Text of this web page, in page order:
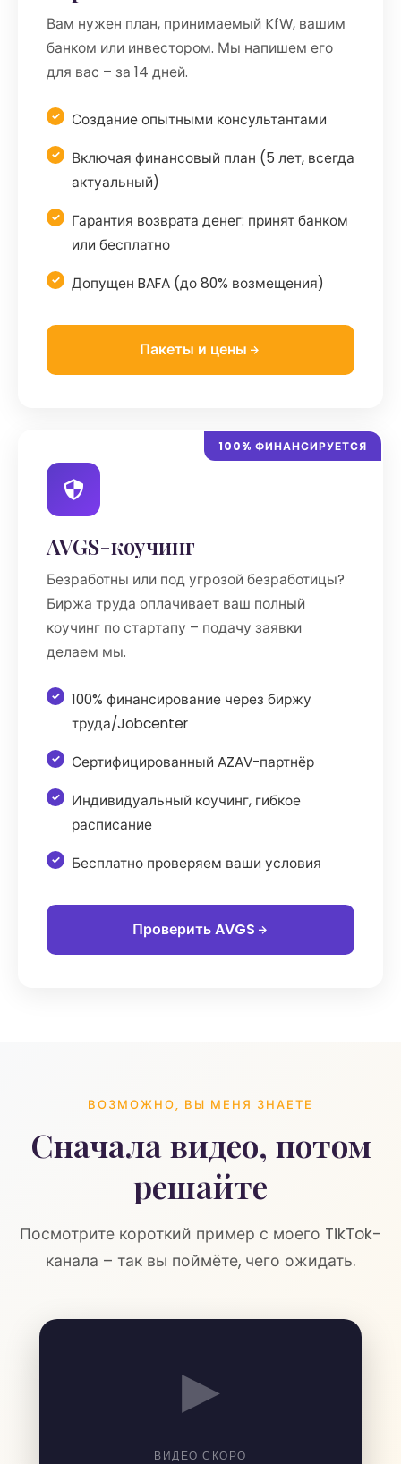
Вам нужен план, принимаемый KfW, вашим
банком или инвестором. Мы напишем его
для вас – за 14 дней.
Создание опытными консультантами
Включая финансовый план (5 лет, всегда
актуальный)
Гарантия возврата денег: принят банком
или бесплатно
Допущен BAFA (до 80% возмещения)
Пакеты и цены
100% ФИНАНСИРУЕТСЯ
AVGS-коучинг
Безработны или под угрозой безработицы?
Биржа труда оплачивает ваш полный
коучинг по стартапу – подачу заявки
делаем мы.
100% финансирование через биржу
труда/Jobcenter
Сертифицированный AZAV-партнёр
Индивидуальный коучинг, гибкое
расписание
Бесплатно проверяем ваши условия
Проверить AVGS
ВОЗМОЖНО, ВЫ МЕНЯ ЗНАЕТЕ
Сначала видео, потом
решайте
Посмотрите короткий пример с моего TikTok-
канала – так вы поймёте, чего ожидать.
▶
ВИДЕО СКОРО